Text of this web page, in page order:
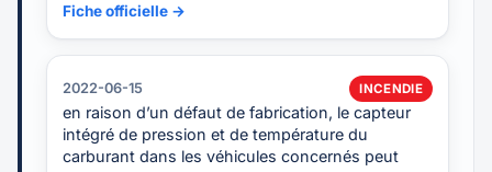
Fiche officielle →
2022-06-15 INCENDIE
en raison d’un défaut de fabrication, le capteur
intégré de pression et de température du
carburant dans les véhicules concernés peut